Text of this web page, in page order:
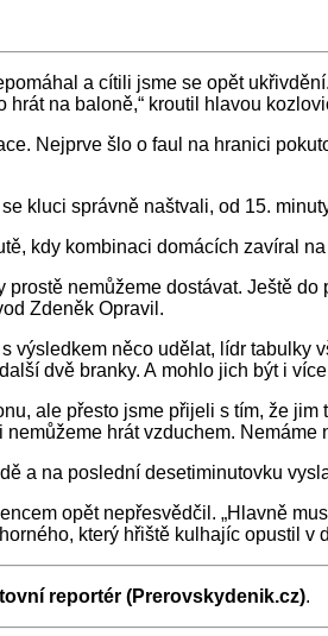
a cítili jsme se opět
na baloně,“ kroutil hlavou
Nejprve šlo o faul na hranici
kluci správně naštvali, od 15.
kdy kombinaci domácích zavíral
prostě nemůžeme dostávat. Ještě
Zdeněk Opravil.
výsledkem něco udělat, lídr
dvě branky. A mohlo jich být i
ale přesto jsme přijeli s tím, že
hrát vzduchem. Nemáme
a na poslední desetiminutovku
opět nepřesvědčil. „Hlavně
který hřiště kulhajíc opustil v
reportér (Prerovskydenik.cz).